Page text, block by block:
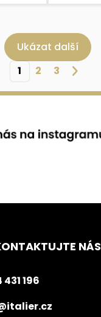
Ukázat další
1
2 3
NÁS
196